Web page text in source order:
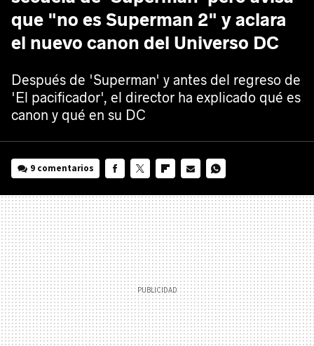
que "no es Superman 2" y aclara
el nuevo canon del Universo DC
Después de 'Superman' y antes del regreso de
'El pacificador', el director ha explicado qué es
canon y qué en su DC
9 comentarios
MAIL